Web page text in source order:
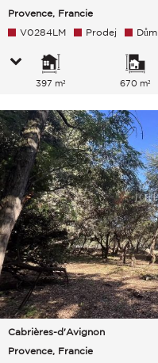
Provence, Francie
V0284LM Prodej Dům
397 m² 670 m²
Cabrières-d'Avignon
Provence, Francie